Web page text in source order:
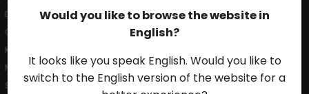
Doprava a platba
O nás
Kontakty
Magazín o kráse a životnom štýle Aliver Beauty
Spolupráca
Would you like to browse the website in
English?
It looks like you speak English. Would you like to
switch to the English version of the website for a